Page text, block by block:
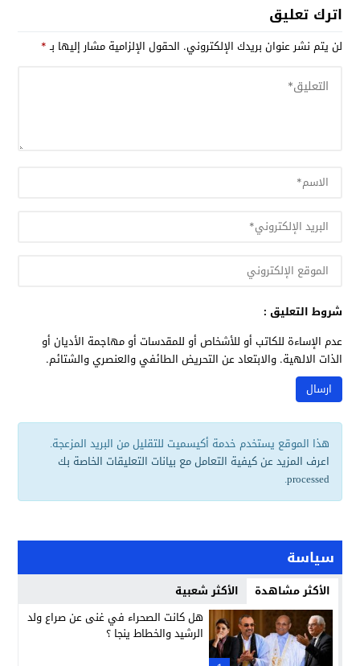
اترك تعليق
لن يتم نشر عنوان بريدك الإلكتروني. الحقول الإلزامية مشار إليها بـ*
شروط التعليق :
عدم الإساءة للكاتب أو للأشخاص أو للمقدسات أو مهاجمة الأديان أو
الذات الالهية. والابتعاد عن التحريض الطائفي والعنصري والشتائم.
هذا الموقع يستخدم خدمة أكيسميت للتقليل من البريد المزعجة.
اعرف المزيد عن كيفية التعامل مع بيانات التعليقات الخاصة بك
processed
.
سياسة
الأكثر مشاهدة الأكثر شعبية
هل كانت الصحراء في غنى عن صراع ولد
الرشيد والخطاط ينجا ؟